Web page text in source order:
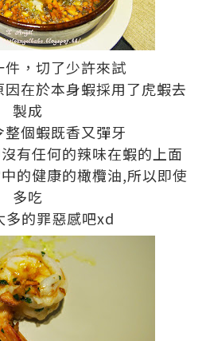
件，切了少許來試
在於本身蝦採用了虎蝦去
製成
整個蝦既香又彈牙
有任何的辣味在蝦的上面
的健康的橄欖油,所以即使
多吃
多的罪惡感吧xd